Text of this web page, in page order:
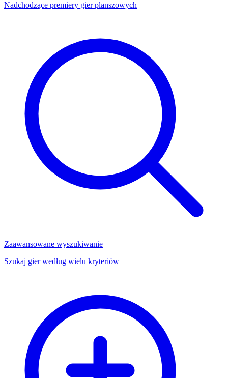
Nadchodzące premiery gier planszowych
Zaawansowane wyszukiwanie
Szukaj gier według wielu kryteriów